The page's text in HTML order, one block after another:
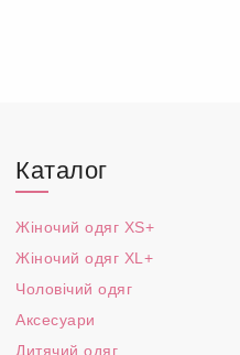
Каталог
Жіночий одяг XS+
Жіночий одяг XL+
Чоловічий одяг
Аксесуари
Дитячий одяг